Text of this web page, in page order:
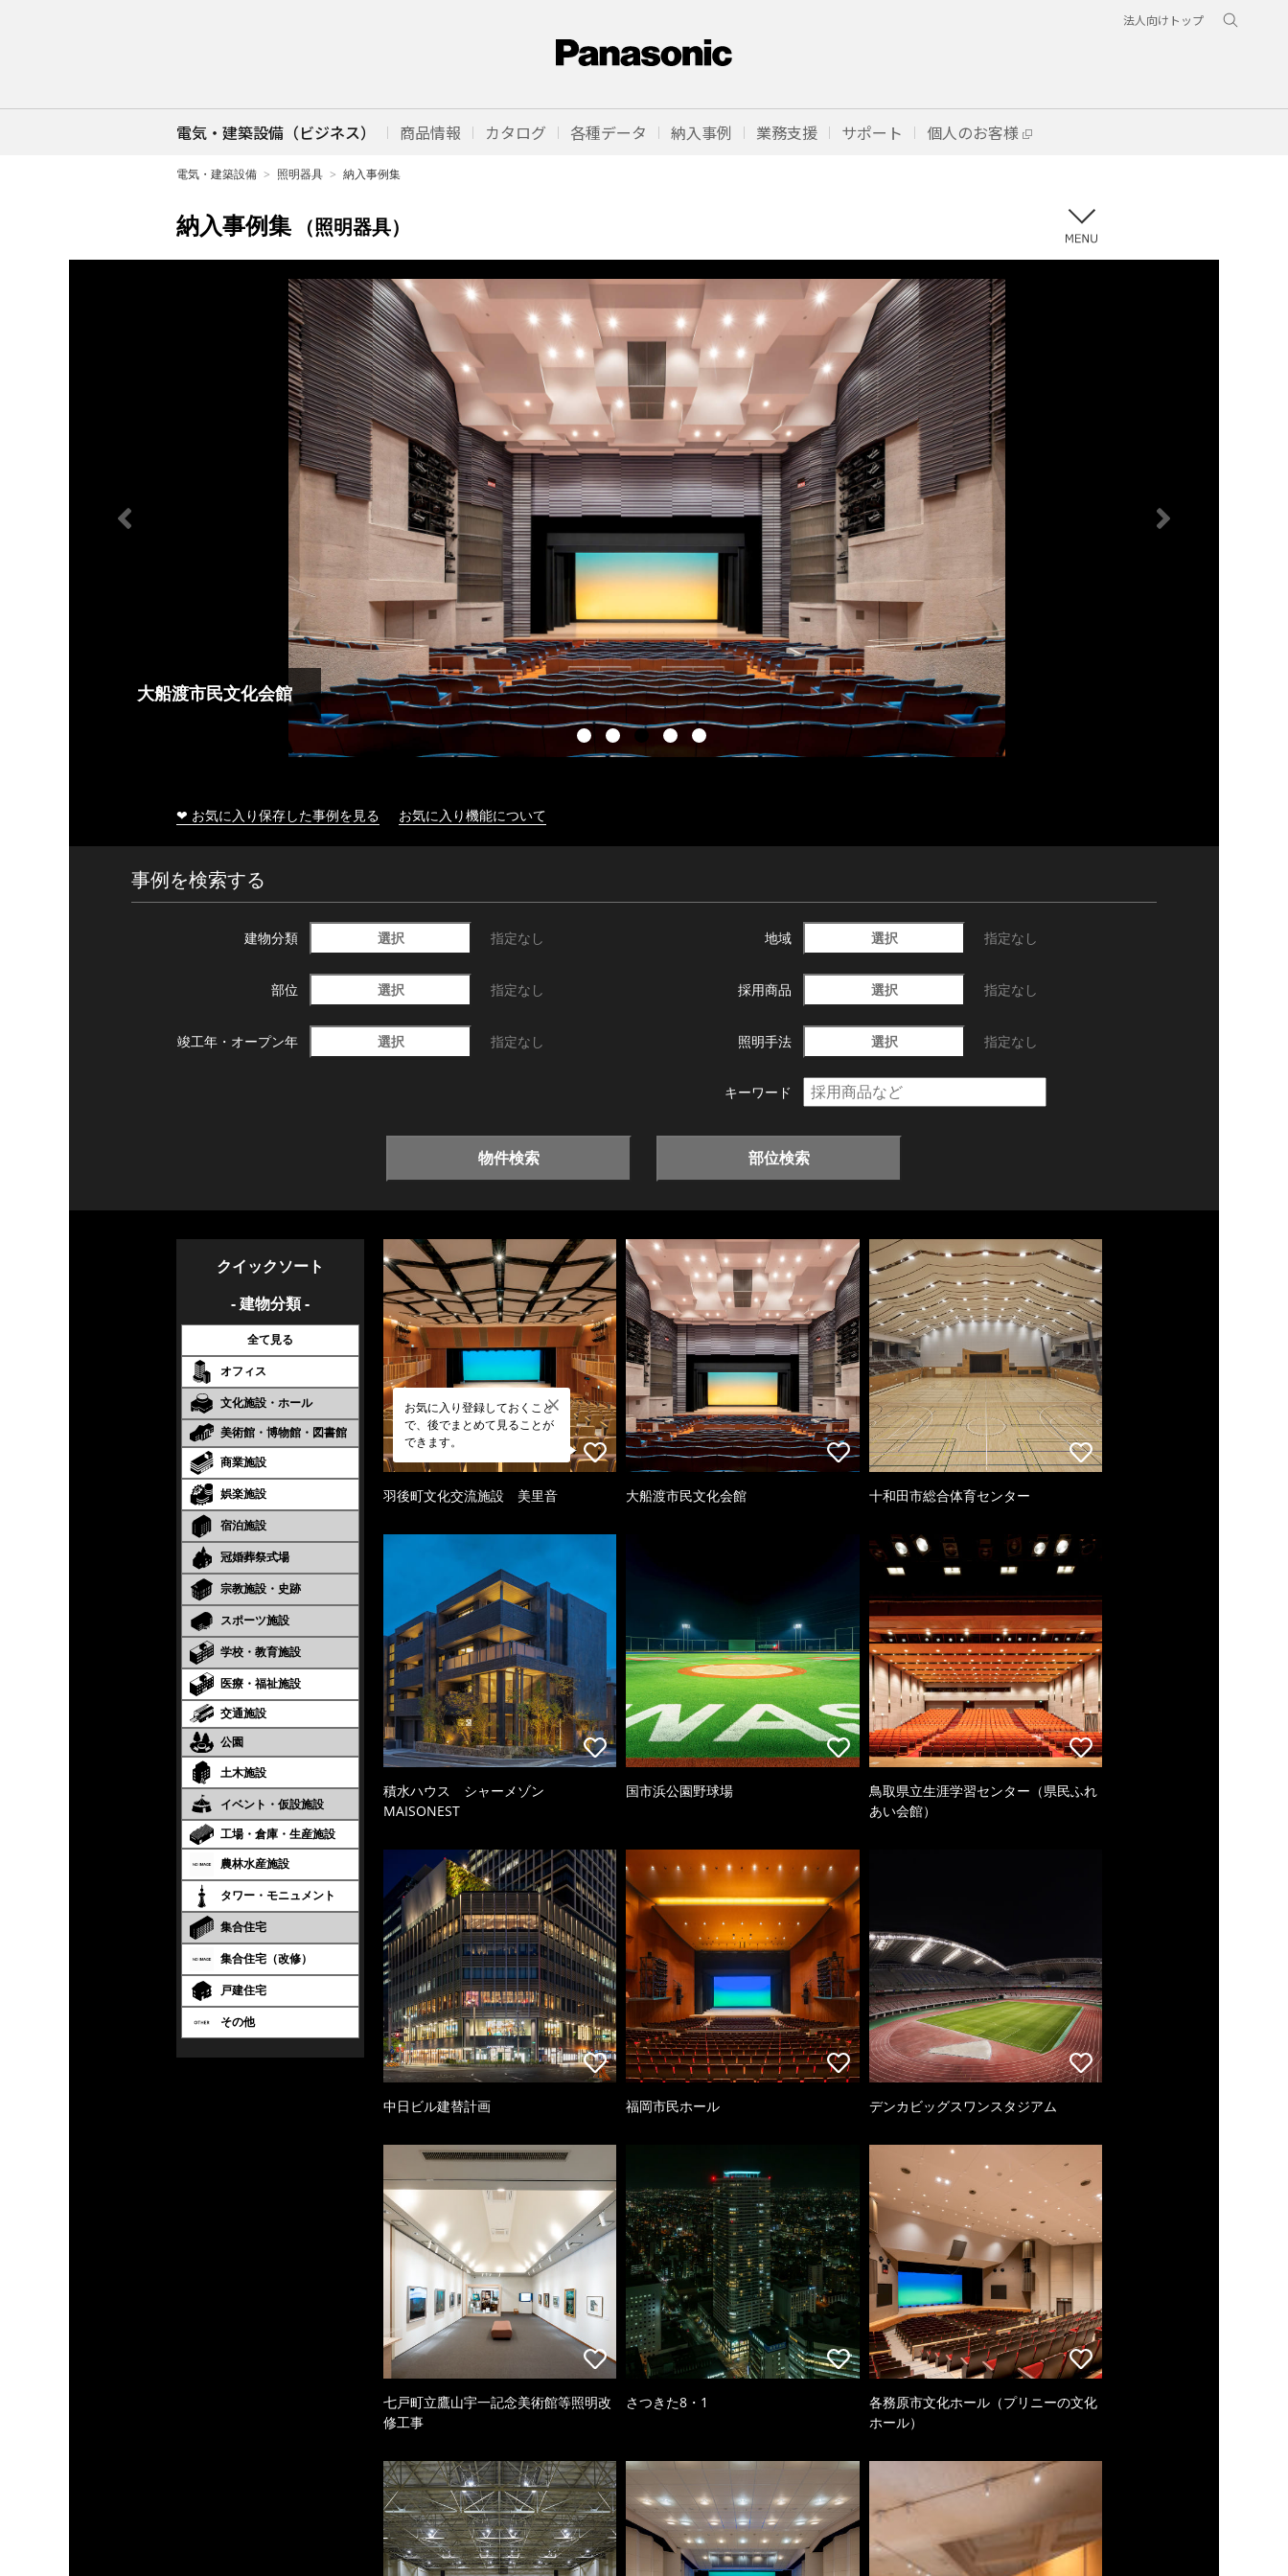
法人向けトップ
電気・建築設備（ビジネス） 商品情報 カタログ 各種データ 納入事例 業務支援 サポート 個人のお客様
電気・建築設備 照明器具 納入事例集
納入事例集 （照明器具）
大船渡市民文化会館
❤ お気に入り保存した事例を見る お気に入り機能について
事例を検索する
建物分類 選択 指定なし 地域 選択 指定なし
部位 選択 指定なし 採用商品 選択 指定なし
竣工年・ オープン年 選択 指定なし 照明手法 選択 指定なし
キーワード
物件検索 部位検索
クイックソート
- 建物分類 -
全て見る
オフィス
文化施設・ホール
美術館・博物館・図書館
商業施設
娯楽施設
宿泊施設
冠婚葬祭式場
宗教施設・史跡
スポーツ施設
学校・教育施設
医療・福祉施設
交通施設
公園
土木施設
イベント・仮設施設
工場・倉庫・生産施設
農林水産施設
タワー・モニュメント
集合住宅
集合住宅（改修）
戸建住宅
その他
お気に入り登録しておくこと
で、後でまとめて見ることが
できます。
羽後町文化交流施設 美里音 大船渡市民文化会館 十和田市総合体育センター
積水ハウス シャーメゾン
MAISONEST
国市浜公園野球場
鳥取県立生涯学習センター（県民ふれ
あい会館）
中日ビル建替計画 福岡市民ホール デンカビッグスワンスタジアム
七戸町立鷹山宇一記念美術館等照明改
修工事
さつきた8・1
各務原市文化ホール（プリニーの文化
ホール）